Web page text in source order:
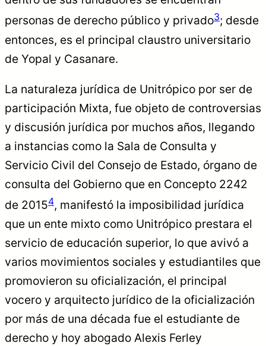
personas de derecho público y privado3; desde
entonces, es el principal claustro universitario
de Yopal y Casanare.
La naturaleza jurídica de Unitrópico por ser de
participación Mixta, fue objeto de controversias
y discusión jurídica por muchos años, llegando
a instancias como la Sala de Consulta y
Servicio Civil del Consejo de Estado, órgano de
consulta del Gobierno que en Concepto 2242
de 20154, manifestó la imposibilidad jurídica
que un ente mixto como Unitrópico prestara el
servicio de educación superior, lo que avivó a
varios movimientos sociales y estudiantiles que
promovieron su oficialización, el principal
vocero y arquitecto jurídico de la oficialización
por más de una década fue el estudiante de
derecho y hoy abogado Alexis Ferley